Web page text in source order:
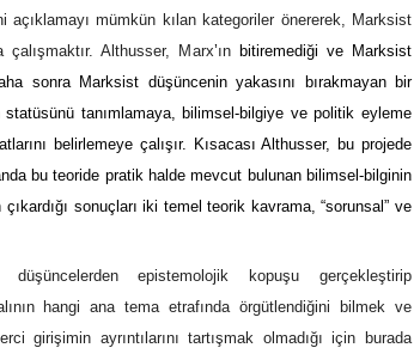
açıklamayı mümkün kılan kategoriler önererek, Marksist
Althusser, Marx’ın bitiremediği ve Marksist
sonra Marksist düşüncenin yakasını bırakmayan bir
tanımlamaya, bilimsel-bilgiye ve politik eyleme
belirlemeye çalışır. Kısacası Althusser, bu projede
bu teoride pratik halde mevcut bulunan bilimsel-bilginin
sonuçları iki temel teorik kavrama, “sorunsal” ve
epistemolojik kopuşu gerçekleştirip
hangi ana tema etrafında örgütlendiğini bilmek ve
girişimin ayrıntılarını tartışmak olmadığı için burada